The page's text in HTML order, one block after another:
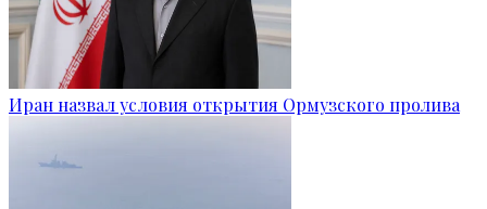
Иран назвал условия открытия Ормузского пролива